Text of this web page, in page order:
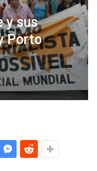
y sus
Porto